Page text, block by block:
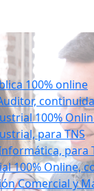
100% online
100%
para TNS
para
100% Online,
Comercial y